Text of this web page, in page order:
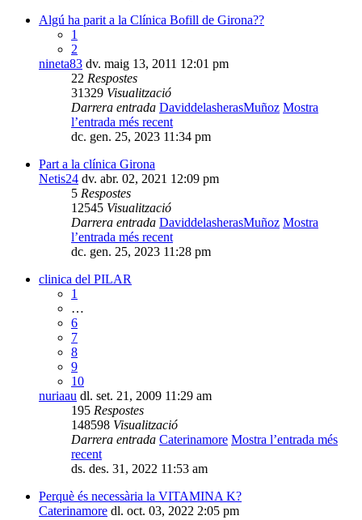
Algú ha parit a la Clínica Bofill de Girona??
1
2
nineta83 dv. maig 13, 2011 12:01 pm
22 Respostes
31329 Visualització
Darrera entrada DaviddelasherasMuñoz Mostra
l’entrada més recent
dc. gen. 25, 2023 11:34 pm
Part a la clínica Girona
Netis24 dv. abr. 02, 2021 12:09 pm
5 Respostes
12545 Visualització
Darrera entrada DaviddelasherasMuñoz Mostra
l’entrada més recent
dc. gen. 25, 2023 11:28 pm
clinica del PILAR
1
…
6
7
8
9
10
nuriaau dl. set. 21, 2009 11:29 am
195 Respostes
148598 Visualització
Darrera entrada Caterinamore Mostra l’entrada més
recent
ds. des. 31, 2022 11:53 am
Perquè és necessària la VITAMINA K?
Caterinamore dl. oct. 03, 2022 2:05 pm